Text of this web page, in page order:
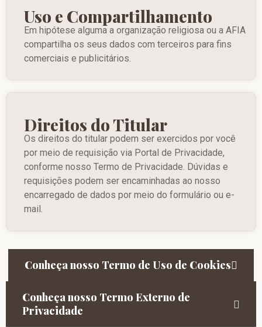
Uso e Compartilhamento
Em hipótese alguma a organização religiosa ou a AFIA
compartilha os seus dados com terceiros para fins
comerciais e publicitários.
Direitos do Titular
Os direitos do titular podem ser exercidos por você
por meio de requisição via Portal de Privacidade,
conforme nosso Termo de Privacidade. Dúvidas e
requisições podem ser encaminhadas ao nosso
encarregado de dados por meio do formulário ou e-
mail.
Conheça nosso Termo de Uso de Cookies
Conheça nosso Termo Externo de
Privacidade